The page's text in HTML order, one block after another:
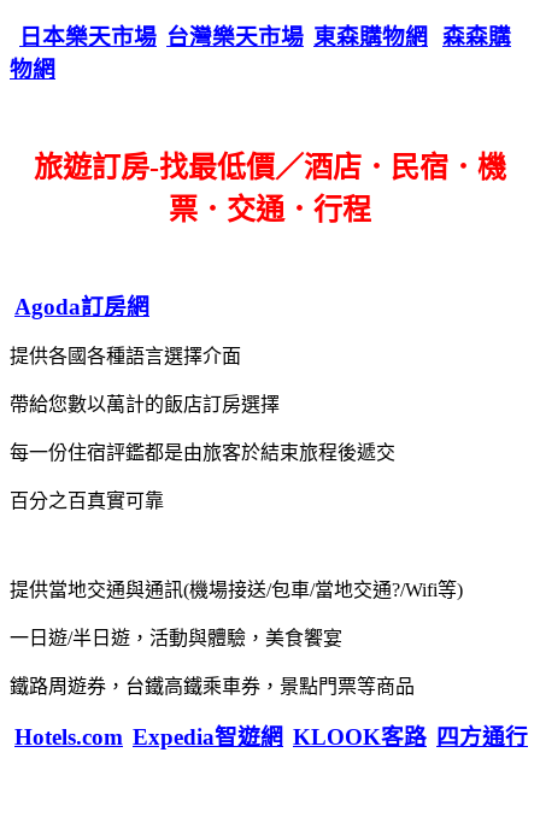
日本樂天市場 台灣樂天市場 東森購物網
森森購
物網
旅遊訂房-找最低價／酒店．民宿．機
票．交通．行程
Agoda訂房網
提供各國各種語言選擇介面
帶給您數以萬計的飯店訂房選擇
每一份住宿評鑑都是由旅客於結束旅程後遞交
百分之百真實可靠
提供當地交通與通訊(機場接送/包車/當地交通?/Wifi等)
一日遊/半日遊，活動與體驗，美食饗宴
鐵路周遊券，台鐵高鐵乘車券，景點門票等商品
Hotels.com Expedia智遊網 KLOOK客路 四方通行